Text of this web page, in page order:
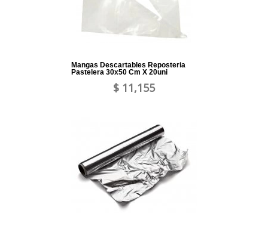
Mangas Descartables Reposteria
Pastelera 30x50 Cm X 20uni
$ 11,155